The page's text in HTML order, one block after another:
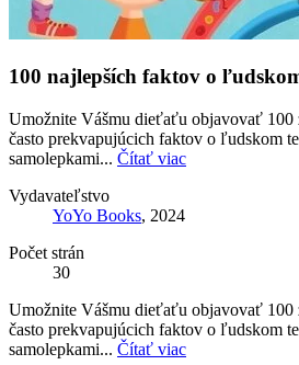
100 najlepších faktov o
Umožnite Vášmu dieťaťu objavovať 100
často prekvapujúcich faktov o ľudskom
samolepkami... Čítať viac
Vydavateľstvo
YoYo Books, 2024
Počet strán
30
Umožnite Vášmu dieťaťu objavovať 100
často prekvapujúcich faktov o ľudskom
samolepkami... Čítať viac